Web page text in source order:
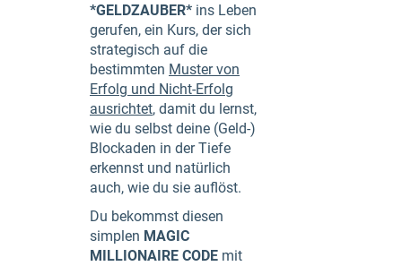
*GELDZAUBER* ins Leben
gerufen, ein Kurs, der sich
strategisch auf die
bestimmten Muster von
Erfolg und Nicht-Erfolg
ausrichtet, damit du lernst,
wie du selbst deine (Geld-)
Blockaden in der Tiefe
erkennst und natürlich
auch, wie du sie auflöst.
Du bekommst diesen
simplen MAGIC
MILLIONAIRE CODE mit